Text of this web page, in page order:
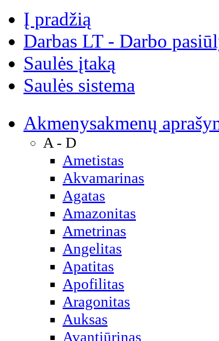
Į pradžią
Darbas LT - Darbo
Saulės įtaką
Saulės sistema
Akmenysakmenų
A - D
Ametistas
Akvamarinas
Agatas
Amazonitas
Ametrinas
Angelitas
Apatitas
Apofilitas
Aragonitas
Auksas
Avantiūrinas